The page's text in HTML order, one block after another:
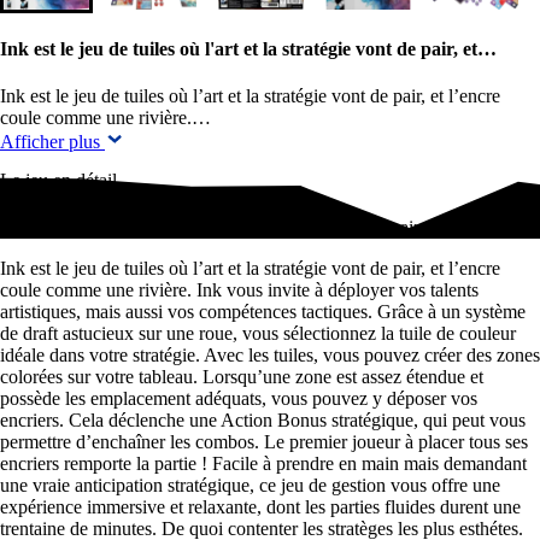
Ink est le jeu de tuiles où l'art et la stratégie vont de pair, et…
Ink est le jeu de tuiles où l’art et la stratégie vont de pair, et l’encre
coule comme une rivière.…
Afficher plus
Le jeu en détail
Ink est le jeu de tuiles où l'art et la stratégie vont de pair, et…
Ink est le jeu de tuiles où l’art et la stratégie vont de pair, et l’encre
coule comme une rivière. Ink vous invite à déployer vos talents
artistiques, mais aussi vos compétences tactiques. Grâce à un système
de draft astucieux sur une roue, vous sélectionnez la tuile de couleur
idéale dans votre stratégie. Avec les tuiles, vous pouvez créer des zones
colorées sur votre tableau. Lorsqu’une zone est assez étendue et
possède les emplacement adéquats, vous pouvez y déposer vos
encriers. Cela déclenche une Action Bonus stratégique, qui peut vous
permettre d’enchaîner les combos. Le premier joueur à placer tous ses
encriers remporte la partie ! Facile à prendre en main mais demandant
une vraie anticipation stratégique, ce jeu de gestion vous offre une
expérience immersive et relaxante, dont les parties fluides durent une
trentaine de minutes. De quoi contenter les stratèges les plus esthétes.